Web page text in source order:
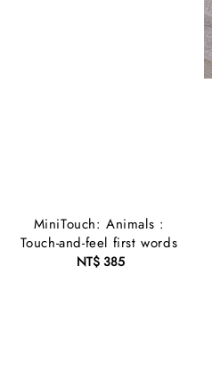
MiniTouch: Animals :
Touch-and-feel first words
Regular
NT$ 385